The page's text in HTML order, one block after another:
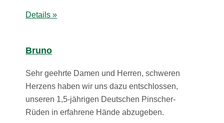
Details »
Bruno
Sehr geehrte Damen und Herren, schweren
Herzens haben wir uns dazu entschlossen,
unseren 1,5-jährigen Deutschen Pinscher-
Rüden in erfahrene Hände abzugeben.